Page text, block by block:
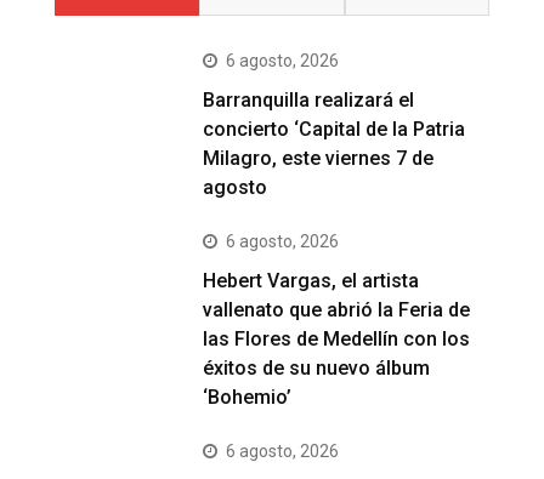
6 agosto, 2026
Barranquilla realizará el
concierto ‘Capital de la Patria
Milagro, este viernes 7 de
agosto
6 agosto, 2026
Hebert Vargas, el artista
vallenato que abrió la Feria de
las Flores de Medellín con los
éxitos de su nuevo álbum
‘Bohemio’
6 agosto, 2026